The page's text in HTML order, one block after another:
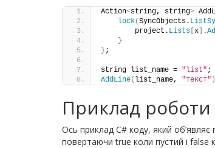
Action<string, string>
lock(SyncObjects.
        project.
Lists x .
}
} ;
string list_name = "list" ;
AddLine( list_name, "текст" )
Приклад роботи
Ось приклад C# коду, який об’являє
повертаючи true коли пустий і false